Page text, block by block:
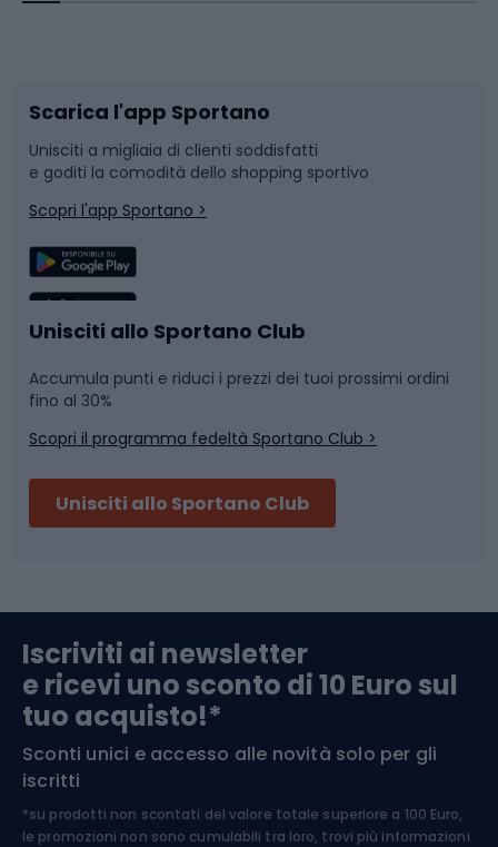
Bushcraft
Corsa
Sport di squadra
Caschi da ciclismo
Skitouring
Abbigliamento da escursionismo
Slitte e slittini
Snowboard
Camminata nordica
Nuoto
Pattinaggio
Componenti per biciclette
Arrampicata
Medicina dello sport
Abbigliamento ciclistico
Scarica l'app Sportano
Unisciti a migliaia di clienti soddisfatti
e goditi la comodità dello shopping sportivo
Scopri l'app Sportano >
Unisciti allo Sportano Club
Accumula punti e riduci i prezzi dei tuoi prossimi ordini
fino al 30%
Scopri il programma fedeltà Sportano Club >
Unisciti allo Sportano Club
Iscriviti ai newsletter
e ricevi uno sconto di 10 Euro sul
tuo acquisto!*
Sconti unici e accesso alle novità solo per gli
iscritti
*su prodotti non scontati del valore totale superiore a 100 Euro,
le promozioni non sono cumulabili tra loro, trovi più informazioni